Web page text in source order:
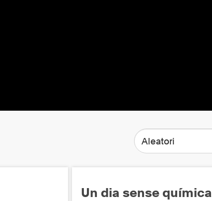
Aleatori
Un dia sense química